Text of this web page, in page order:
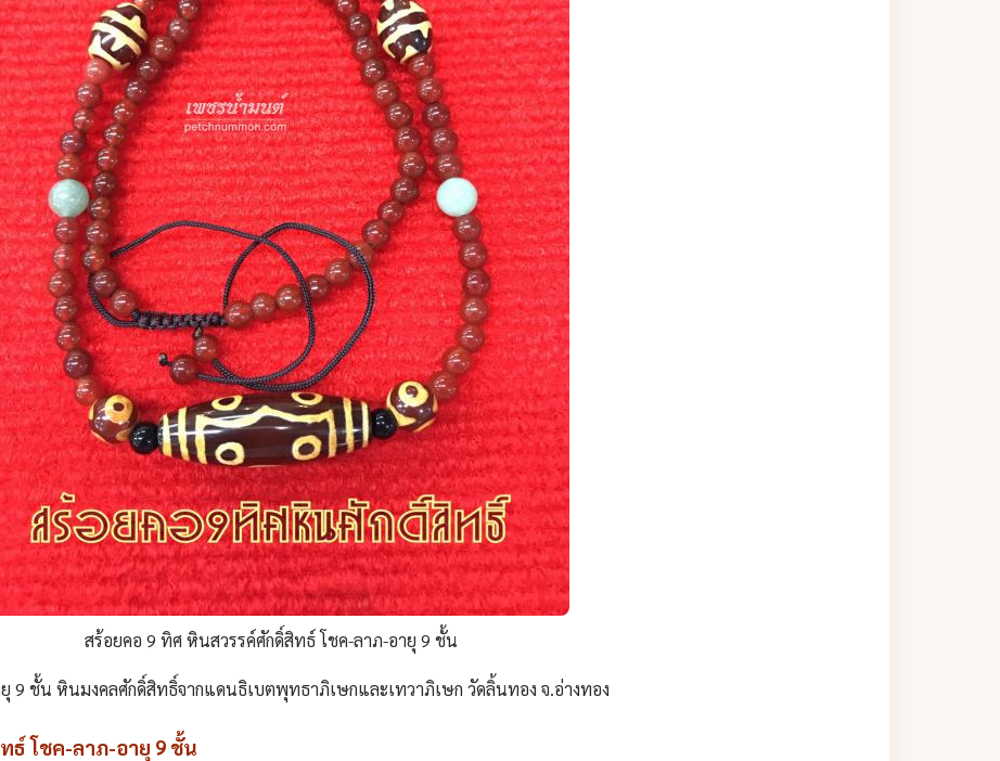
สร้อยคอ 9 ทิศ หินสวรรค์ศักดิ์สิทธ์ โชค-ลาภ-อายุ 9 ชั้น
9 ชั้น หินมงคลศักดิ์สิทธิ์จากแดนธิเบตพุทธาภิเษกและเทวาภิเษก วัดลิ้นทอง จ.อ่างทอง
ธ์ โชค-ลาภ-อายุ 9 ชั้น